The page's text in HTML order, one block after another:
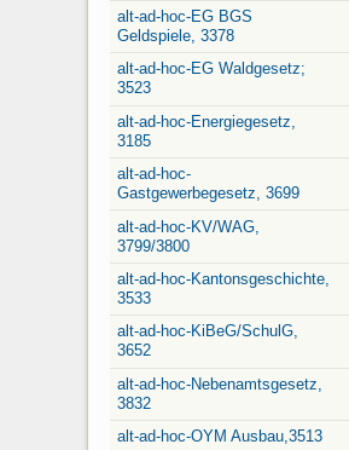
alt-ad-hoc-EG BGS
Geldspiele, 3378
alt-ad-hoc-EG Waldgesetz;
3523
alt-ad-hoc-Energiegesetz,
3185
alt-ad-hoc-
Gastgewerbegesetz, 3699
alt-ad-hoc-KV/WAG,
3799/3800
alt-ad-hoc-Kantonsgeschichte,
3533
alt-ad-hoc-KiBeG/SchulG,
3652
alt-ad-hoc-Nebenamtsgesetz,
3832
alt-ad-hoc-OYM Ausbau,3513